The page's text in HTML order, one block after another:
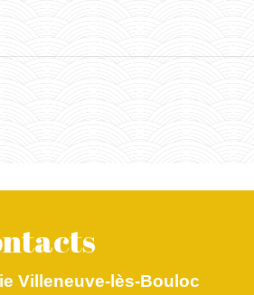
Villeneuve-lès-Bouloc